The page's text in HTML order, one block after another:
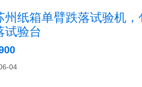
州纸箱单臂跌落试验机
试验台
04